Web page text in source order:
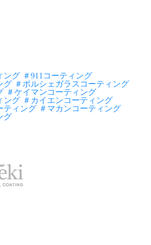
ング ＃911コーティング
グ ＃ポルシェガラスコーティング
＃ケイマンコーティング
ング ＃カイエンコーティング
ティング ＃マカンコーティング
グ